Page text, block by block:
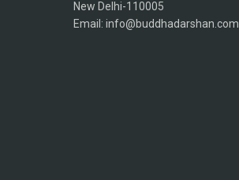
New Delhi-110005
Email: info@buddhadarshan.com